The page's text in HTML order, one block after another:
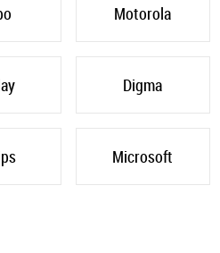
Motorola
Digma
Microsoft